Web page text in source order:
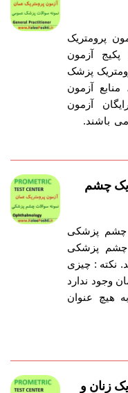
پرومتریک
آزمون
2023 آزمون پرومتریک پزشک
آزمون
آزمون
می باشند.
چشم
چشم پزشکی
چشم پزشکی
نکته : چیزی
وجود ندارد
هیچ عنوان
زنان و